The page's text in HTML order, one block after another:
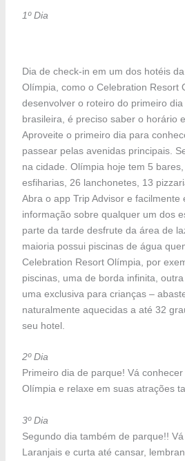
1º Dia
Dia de check-in em um dos hotéis
Olímpia, como o Celebration Resort
desenvolver o roteiro do primeiro
brasileira, é preciso saber o horário
Aproveite o primeiro dia para
passear pelas avenidas principais.
na cidade. Olímpia hoje tem 5
esfiharias, 26 lanchonetes, 13
Abra o app Trip Advisor e facilmente
informação sobre qualquer um dos
parte da tarde desfrute da área de
maioria possui piscinas de água
Celebration Resort Olímpia, por
piscinas, uma de borda infinita,
uma exclusiva para crianças –
naturalmente aquecidas a até 32
seu hotel.
2º Dia
Primeiro dia de parque! Vá
Olímpia e relaxe em suas atrações
3º Dia
Segundo dia também de parque!!
Laranjais e curta até cansar,